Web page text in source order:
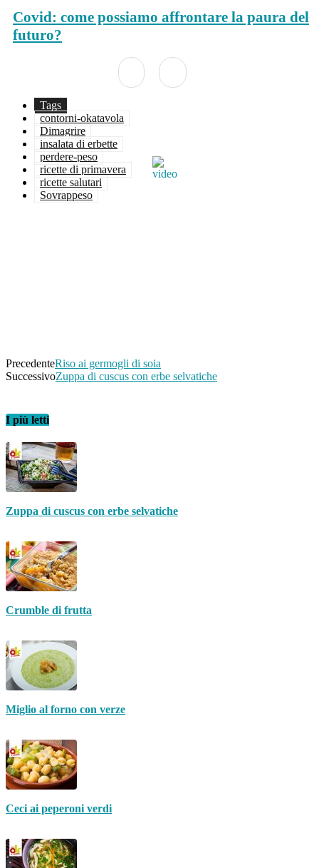
Covid: come possiamo affrontare la paura del
futuro?
Tags
contorni-okatavola
Dimagrire
insalata di erbette
perdere-peso
ricette di primavera
ricette salutari
Sovrappeso
PrecedenteRiso ai germogli di soia
SuccessivoZuppa di cuscus con erbe selvatiche
I più letti
Zuppa di cuscus con erbe selvatiche
Crumble di frutta
Miglio al forno con verze
Ceci ai peperoni verdi